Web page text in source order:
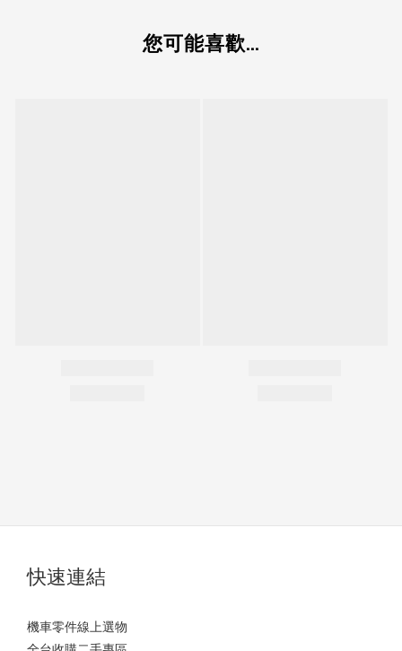
您可能喜歡...
快速連結
機車零件線上選物